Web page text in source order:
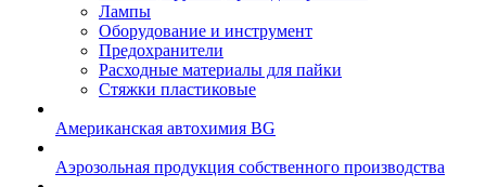
Лампы
Оборудование и инструмент
Предохранители
Расходные материалы для пайки
Стяжки пластиковые
Американская автохимия BG
Аэрозольная продукция собственного производства